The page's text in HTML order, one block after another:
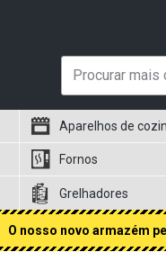
Aparelhos de
Fornos
Grelhadores
O nosso novo armazém